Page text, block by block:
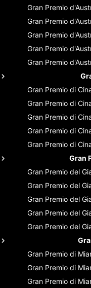
Gran Premio
Gran Premio
Gran Premio
Gran Premio
Gran Premio
Gran Premio di
Gran Premio di
Gran Premio di
Gran Premio di
Gran Premio di
Gran
Gran Premio del
Gran Premio del
Gran Premio del
Gran Premio del
Gran Premio del
Gran Premio di
Gran Premio di
Gran Premio di